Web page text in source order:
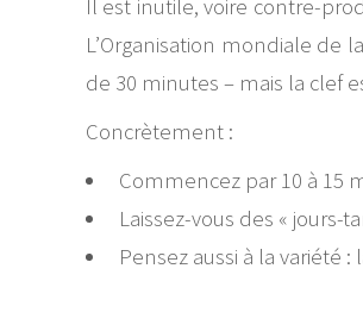
Il est inutile, voire contre-
L’Organisation mondiale de
de 30 minutes – mais la clef
Concrètement :
Commencez par 10 à 15
Laissez-vous des « jours-
Pensez aussi à la variété